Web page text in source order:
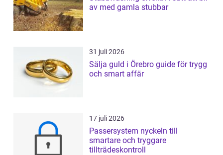
av med gamla stubbar
31 juli 2026
Sälja guld i Örebro guide för trygg
och smart affär
17 juli 2026
Passersystem nyckeln till
smartare och tryggare
tillträdeskontroll